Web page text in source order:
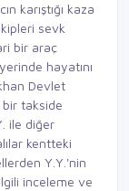
karıştığı kaza
sevk
bir araç
hayatını
Devlet
bir takside
ile diğer
kentteki
Y.Y.'nin
inceleme ve